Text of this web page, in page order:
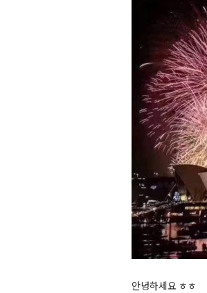
안녕하세요 ㅎㅎ